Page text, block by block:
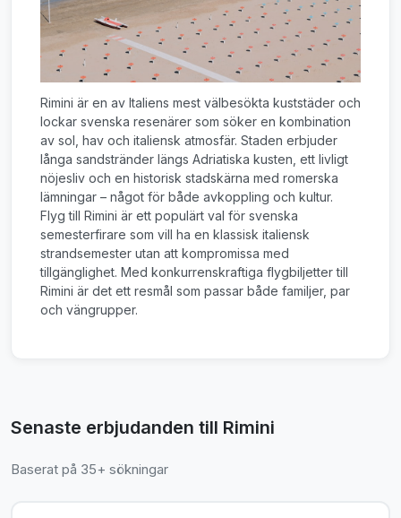
Rimini är en av Italiens mest välbesökta kuststäder och
lockar svenska resenärer som söker en kombination
av sol, hav och italiensk atmosfär. Staden erbjuder
långa sandstränder längs Adriatiska kusten, ett livligt
nöjesliv och en historisk stadskärna med romerska
lämningar – något för både avkoppling och kultur.
Flyg till Rimini är ett populärt val för svenska
semesterfirare som vill ha en klassisk italiensk
strandsemester utan att kompromissa med
tillgänglighet. Med konkurrenskraftiga flygbiljetter till
Rimini är det ett resmål som passar både familjer, par
och vängrupper.
Senaste erbjudanden till Rimini
Baserat på 35+ sökningar